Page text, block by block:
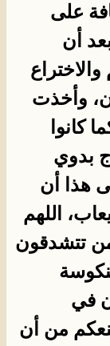
على
أن
وأخذت
كانوا
بدوي
هذا أن
اللهم
تتشدقون
في
من أن